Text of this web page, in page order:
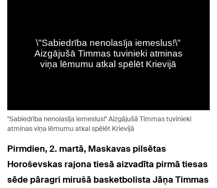
"Sabiedrība nenolasīja iemeslus!" Aizgājušā Timmas tuvinieki
atminas viņa lēmumu atkal spēlēt Krievijā
Pirmdien, 2. martā, Maskavas pilsētas
Horoševskas rajona tiesā aizvadīta pirmā tiesas
sēde pāragri mirušā basketbolista Jāņa Timmas